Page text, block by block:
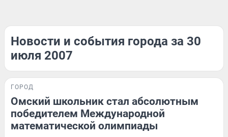
Новости и события города за 30
июля 2007
ГОРОД
Омский школьник стал абсолютным
победителем Международной
математической олимпиады